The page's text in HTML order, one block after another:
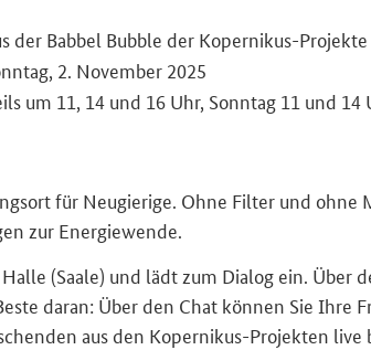
der Babbel Bubble der Kopernikus-Projekte
2. November 2025
um 11, 14 und 16 Uhr, Sonntag 11 und 14
für Neugierige. Ohne Filter und ohne
zur Energiewende.
(Saale) und lädt zum Dialog ein. Über
daran: Über den Chat können Sie Ihre
aus den Kopernikus-Projekten live